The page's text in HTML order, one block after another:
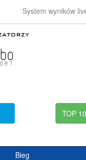
System wyników
TOP 10
Bieg